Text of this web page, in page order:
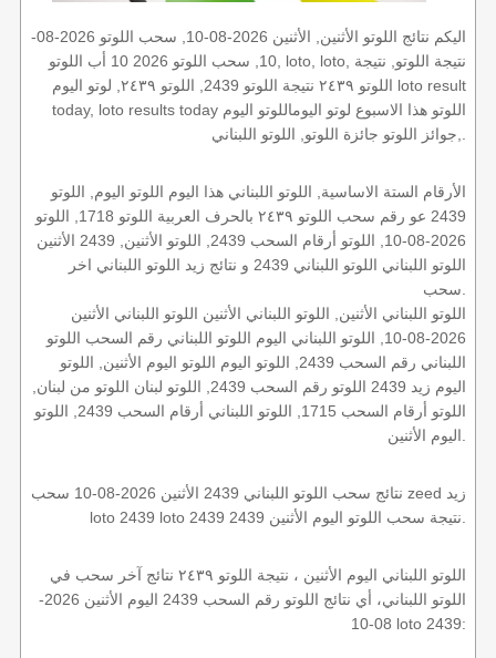
اليكم نتائج اللوتو الأثنين, الأثنين 2026-08-10, سحب اللوتو 2026-08-
10, سحب اللوتو 2026 10 أب اللوتو, loto, loto, نتيجة اللوتو, نتيجة
اللوتو ٢٤٣٩ نتيجة اللوتو 2439, اللوتو ٢٤٣٩, لوتو اليوم loto result
today, loto results today اللوتو هذا الاسبوع لوتو اليوماللوتو اليوم
الأرقام الستة الاساسية, اللوتو اللبناني هذا اليوم اللوتو اليوم, اللوتو
2439 عو رقم سحب اللوتو ٢٤٣٩ بالحرف العربية اللوتو 1718, اللوتو
2026-08-10, اللوتو أرقام السحب 2439, اللوتو الأثنين, 2439 الأثنين
اللوتو اللبناني اللوتو اللبناني 2439 و نتائج زيد اللوتو اللبناني اخر
اللوتو اللبناني الأثنين, اللوتو اللبناني الأثنين اللوتو اللبناني الأثنين
2026-08-10, اللوتو اللبناني اليوم اللوتو اللبناني رقم السحب اللوتو
اللبناني رقم السحب 2439, اللوتو اليوم اللوتو اليوم الأثنين, اللوتو
اليوم زيد 2439 اللوتو رقم السحب 2439, اللوتو لبنان اللوتو من لبنان,
اللوتو أرقام السحب 1715, اللوتو اللبناني أرقام السحب 2439, اللوتو
نتائج سحب اللوتو اللبناني 2439 الأثنين 2026-08-10 سحب zeed زيد
اللوتو اللبناني اليوم الأثنين ، نتيجة اللوتو ٢٤٣٩ نتائج آخر سحب في
اللوتو اللبناني، أي نتائج اللوتو رقم السحب 2439 اليوم الأثنين 2026-
08-10 loto 2439: